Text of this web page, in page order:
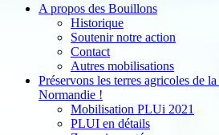
A propos des Bouillons
Historique
Soutenir notre action
Contact
Autres mobilisations
Préservons les terres agricoles de
Normandie !
Mobilisation PLUi 2021
PLUI en détails